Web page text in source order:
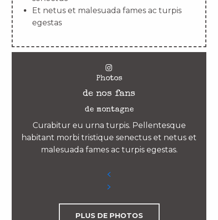
Et netus et malesuada fames ac turpis
egestas
Photos
de nos fans
de montagne
Curabitur eu urna turpis. Pellentesque
habitant morbi tristique senectus et netus et
malesuada fames ac turpis egestas.
PLUS DE PHOTOS